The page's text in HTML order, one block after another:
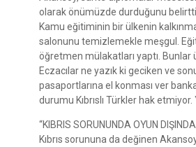
olarak önümüzde durduğunu belirtti.
Kamu eğitiminin bir ülkenin
salonunu temizlemekle meşgul.
öğretmen mülakatları yaptı.
Eczacılar ne yazık ki geciken ve
pasaportlarına el konması ver
durumu Kıbrıslı Türkler hak
“KIBRIS SORUNUNDA OYUN
Kıbrıs sorununa da değinen